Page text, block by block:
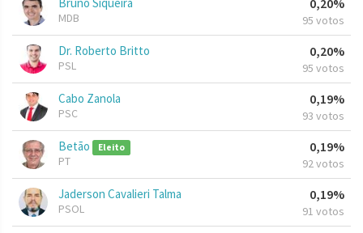
MDB
0,20%
95 votos
Dr. Roberto Britto
PSL
0,20%
95 votos
Cabo Zanola
PSC
0,19%
93 votos
Betão Eleito
PT
0,19%
92 votos
Jaderson Cavalieri Talma
PSOL
0,19%
91 votos